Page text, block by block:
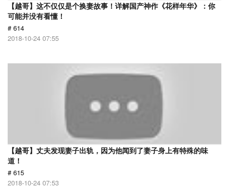
【越哥】这不仅仅是个换妻故事！详解国产神作《花样年华》：你
可能并没有看懂！
# 614
2018-10-24 07:55
【越哥】丈夫发现妻子出轨，因为他闻到了妻子身上有特殊的味
道！
# 615
2018-10-24 07:53